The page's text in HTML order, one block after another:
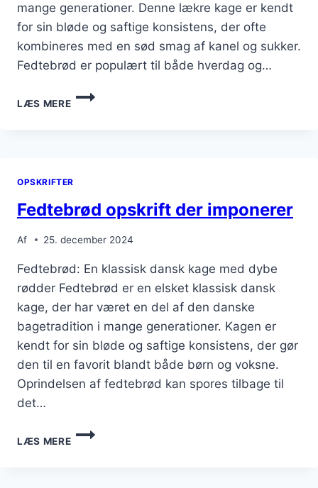
mange generationer. Denne lækre kage er kendt
for sin bløde og saftige konsistens, der ofte
kombineres med en sød smag af kanel og sukker.
Fedtebrød er populært til både hverdag og…
LÆS MERE
FEDTEBRØD
MED
OPSKRIFTER
Fedtebrød opskrift der imponerer
Af 25. december 2024
Fedtebrød: En klassisk dansk kage med dybe
rødder Fedtebrød er en elsket klassisk dansk
kage, der har været en del af den danske
bagetradition i mange generationer. Kagen er
kendt for sin bløde og saftige konsistens, der gør
den til en favorit blandt både børn og voksne.
Oprindelsen af fedtebrød kan spores tilbage til
det…
LÆS MERE
FEDTEBRØD
OPSKRIFT